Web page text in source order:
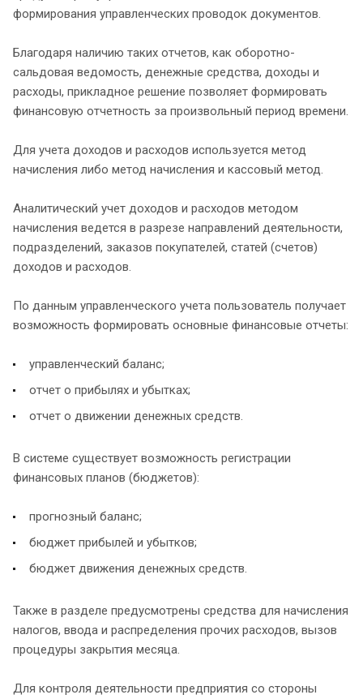
формирования управленческих проводок документов.
Благодаря наличию таких отчетов, как оборотно-
сальдовая ведомость, денежные средства, доходы и
расходы, прикладное решение позволяет формировать
финансовую отчетность за произвольный период времени.
Для учета доходов и расходов используется метод
начисления либо метод начисления и кассовый метод.
Аналитический учет доходов и расходов методом
начисления ведется в разрезе направлений деятельности,
подразделений, заказов покупателей, статей (счетов)
доходов и расходов.
По данным управленческого учета пользователь получает
возможность формировать основные финансовые отчеты:
управленческий баланс;
отчет о прибылях и убытках;
отчет о движении денежных средств.
В системе существует возможность регистрации
финансовых планов (бюджетов):
прогнозный баланс;
бюджет прибылей и убытков;
бюджет движения денежных средств.
Также в разделе предусмотрены средства для начисления
налогов, ввода и распределения прочих расходов, вызов
процедуры закрытия месяца.
Для контроля деятельности предприятия со стороны